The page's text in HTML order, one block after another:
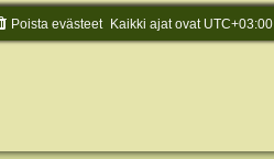
Kaikki ajat ovat UTC+03:00
Poista evästeet